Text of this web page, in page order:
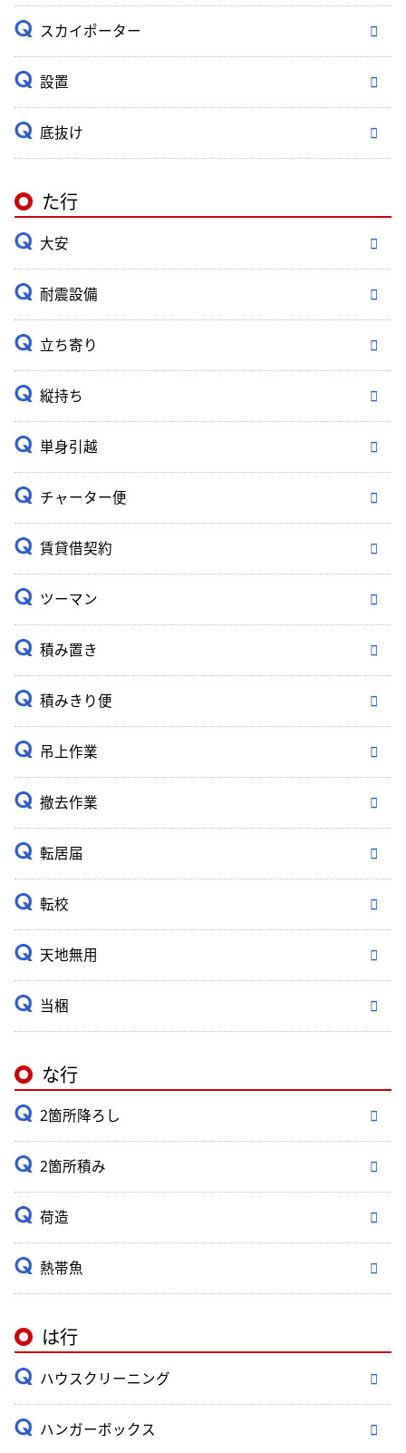
スカイポーター
設置
底抜け
た行
大安
耐震設備
立ち寄り
縦持ち
単身引越
チャーター便
賃貸借契約
ツーマン
積み置き
積みきり便
吊上作業
撤去作業
転居届
転校
天地無用
当梱
な行
2箇所降ろし
2箇所積み
荷造
熱帯魚
は行
ハウスクリーニング
ハンガーボックス